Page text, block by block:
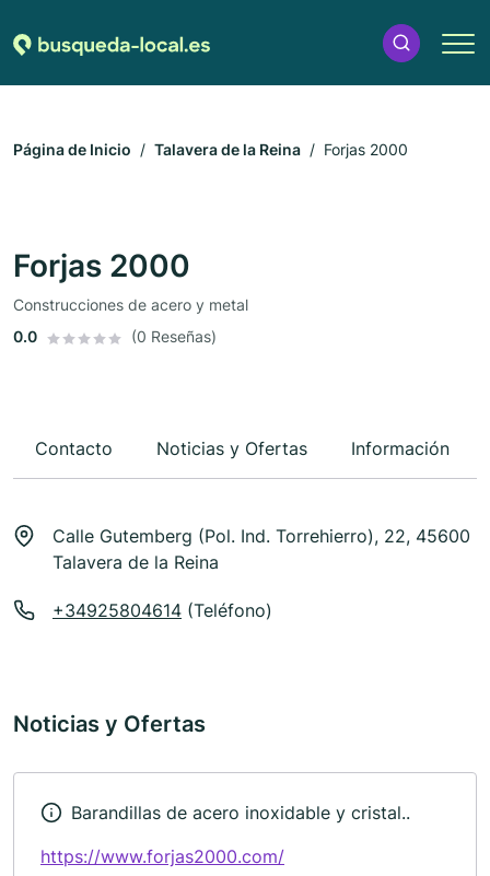
Página de Inicio Talavera de la Reina Forjas 2000
Forjas 2000
Construcciones de acero y metal
0.0
(0 Reseñas)
Contacto Noticias y Ofertas Información
Calle Gutemberg (Pol. Ind. Torrehierro), 22, 45600
Talavera de la Reina
+34925804614 (Teléfono)
Noticias y Ofertas
Barandillas de acero inoxidable y cristal..
https://www.forjas2000.com/